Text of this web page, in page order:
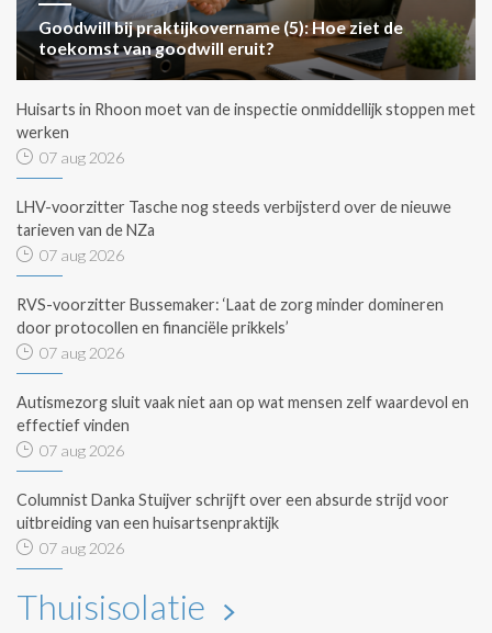
Goodwill bij praktijkovername (5): Hoe ziet de
toekomst van goodwill eruit?
Huisarts in Rhoon moet van de inspectie onmiddellijk stoppen met
werken
07 aug 2026
LHV-voorzitter Tasche nog steeds verbijsterd over de nieuwe
tarieven van de NZa
07 aug 2026
RVS-voorzitter Bussemaker: ‘Laat de zorg minder domineren
door protocollen en financiële prikkels’
07 aug 2026
Autismezorg sluit vaak niet aan op wat mensen zelf waardevol en
effectief vinden
07 aug 2026
Columnist Danka Stuijver schrijft over een absurde strijd voor
uitbreiding van een huisartsenpraktijk
07 aug 2026
Thuisisolatie